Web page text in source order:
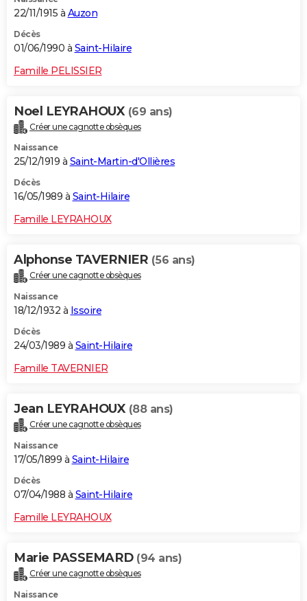
22/11/1915 à Auzon
Décès
01/06/1990 à Saint-Hilaire
Famille PELISSIER
Noel LEYRAHOUX (69 ans)
Créer une cagnotte obsèques
Naissance
25/12/1919 à Saint-Martin-d'Ollières
Décès
16/05/1989 à Saint-Hilaire
Famille LEYRAHOUX
Alphonse TAVERNIER (56 ans)
Créer une cagnotte obsèques
Naissance
18/12/1932 à Issoire
Décès
24/03/1989 à Saint-Hilaire
Famille TAVERNIER
Jean LEYRAHOUX (88 ans)
Créer une cagnotte obsèques
Naissance
17/05/1899 à Saint-Hilaire
Décès
07/04/1988 à Saint-Hilaire
Famille LEYRAHOUX
Marie PASSEMARD (94 ans)
Créer une cagnotte obsèques
Naissance